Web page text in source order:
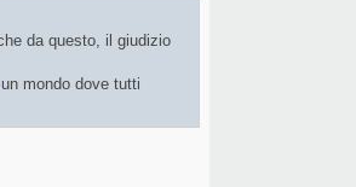
da questo, il giudizio
mondo dove tutti